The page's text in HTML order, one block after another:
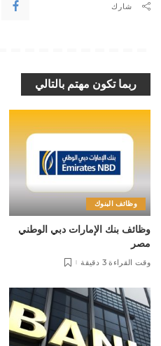
شارك
ربما تكون مهتم بالتالي
وظائف البنوك
وظائف بنك الإمارات دبي الوطني
مصر
وقت القراءة 3 دقيقة